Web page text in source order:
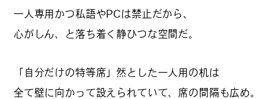
一人専用かつ私語やPCは禁止だから、
心がしん、と落ち着く静ひつな空間だ。
「自分だけの特等席」然とした一人用の机は
全て壁に向かって設えられていて、席の間隔も広め。